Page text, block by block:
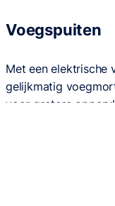
Voegspuiten
Met een elektrische
gelijkmatig
voor grotere